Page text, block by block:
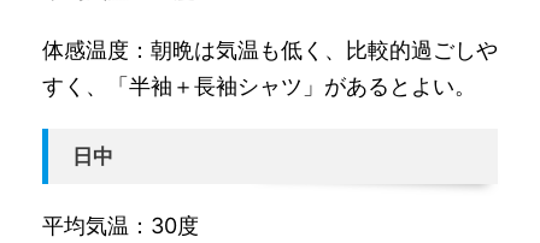
体感温度：朝晩は気温も低く、比較的過ごしや
すく、「半袖＋長袖シャツ」があるとよい。
日中
平均気温：30度